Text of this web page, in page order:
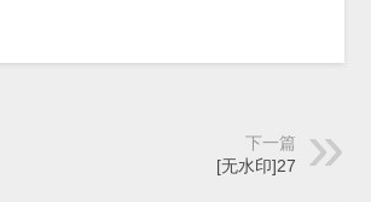
下一篇
[无水印]27